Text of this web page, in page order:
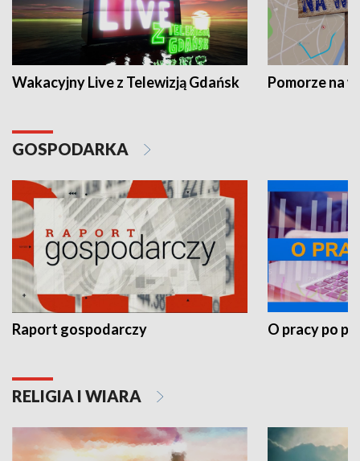
Wakacyjny Live z Telewizją Gdańsk Pomorze na
GOSPODARKA
Raport gospodarczy O pracy po
RELIGIA I WIARA